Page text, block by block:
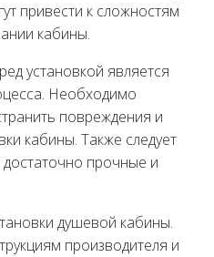
привести к сложностям
кабины.
установкой является
Необходимо
повреждения и
кабины. Также следует
достаточно прочные и
душевой кабины.
производителя и